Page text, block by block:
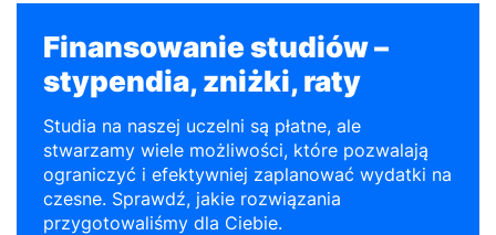
Finansowanie studiów –
stypendia, zniżki, raty
Studia na naszej uczelni są płatne, ale
stwarzamy wiele możliwości, które pozwalają
ograniczyć i efektywniej zaplanować wydatki na
czesne. Sprawdź, jakie rozwiązania
przygotowaliśmy dla Ciebie.